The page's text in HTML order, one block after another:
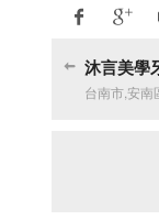
沐言美學
台南市,安南